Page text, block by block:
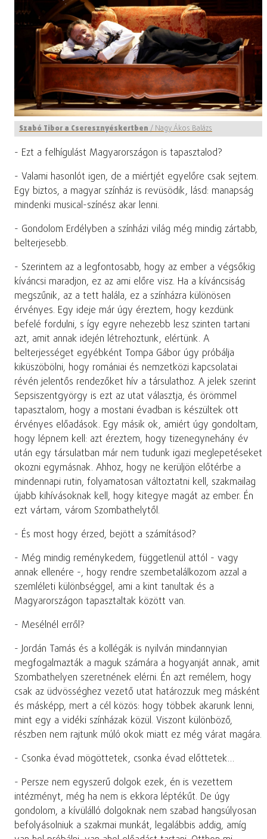
Szabó Tibor a Cseresznyéskertben/Nagy Ákos Balázs
- Ezt a felhígulást Magyarországon is tapasztalod?
- Valami hasonlót igen, de a miértjét egyelőre csak sejtem.
Egy biztos, a magyar színház is revüsödik, lásd: manapság
mindenki musical-színész akar lenni.
- Gondolom Erdélyben a színházi világ még mindig zártabb,
belterjesebb.
- Szerintem az a legfontosabb, hogy az ember a végsőkig
kíváncsi maradjon, ez az ami előre visz. Ha a kíváncsiság
megszűnik, az a tett halála, ez a színházra különösen
érvényes. Egy ideje már úgy éreztem, hogy kezdünk
befelé fordulni, s így egyre nehezebb lesz szinten tartani
azt, amit annak idején létrehoztunk, elértünk. A
belterjességet egyébként Tompa Gábor úgy próbálja
kiküszöbölni, hogy romániai és nemzetközi kapcsolatai
révén jelentős rendezőket hív a társulathoz. A jelek szerint
Sepsiszentgyörgy is ezt az utat választja, és örömmel
tapasztalom, hogy a mostani évadban is készültek ott
érvényes előadások. Egy másik ok, amiért úgy gondoltam,
hogy lépnem kell: azt éreztem, hogy tizenegynehány év
után egy társulatban már nem tudunk igazi meglepetéseket
okozni egymásnak. Ahhoz, hogy ne kerüljön előtérbe a
mindennapi rutin, folyamatosan változtatni kell, szakmailag
újabb kihívásoknak kell, hogy kitegye magát az ember. Én
ezt vártam, várom Szombathelytől.
- És most hogy érzed, bejött a számításod?
- Még mindig reménykedem, függetlenül attól - vagy
annak ellenére -, hogy rendre szembetalálkozom azzal a
szemléleti különbséggel, ami a kint tanultak és a
Magyarországon tapasztaltak között van.
- Mesélnél erről?
- Jordán Tamás és a kollégák is nyilván mindannyian
megfogalmazták a maguk számára a hogyanját annak, amit
Szombathelyen szeretnének elérni. Én azt remélem, hogy
csak az üdvösséghez vezető utat határozzuk meg másként
és másképp, mert a cél közös: hogy többek akarunk lenni,
mint egy a vidéki színházak közül. Viszont különböző,
részben nem rajtunk múló okok miatt ez még várat magára.
- Csonka évad mögöttetek, csonka évad előttetek…
- Persze nem egyszerű dolgok ezek, én is vezettem
intézményt, még ha nem is ekkora léptékűt. De úgy
gondolom, a kívülálló dolgoknak nem szabad hangsúlyosan
befolyásolniuk a szakmai munkát, legalábbis addig, amíg